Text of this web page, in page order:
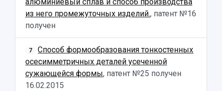
Общественные организации
Институт искусственного интеллекта
Инжиниринговый центр
Аграрный карбоновый полигон
Архив
Фирменный стиль
Платные образовательные услуги
Скидки на обучение
Подготовительные курсы
Библиотека
Видеолекции
Результаты научно-исследовательской
деятельности
Научно-технические разработки
Конкурсы научных проектов и грантов
Областной конкурс "Молодой учёный"
Отчеты о научно-исследовательской
деятельности
из него промежуточных изделий., патент №16
получен
7
Способ формообразования тонкостенных
осесимметричных деталей усеченной
сужающейся формы, патент №25 получен
16.02.2015